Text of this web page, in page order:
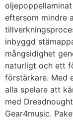
eftersom mindre
inbyggd
mångsidighet
naturligt och ett
förstärkare. Med
alla spelare att
med
Gear4music.